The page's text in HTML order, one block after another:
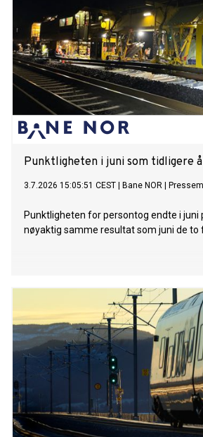
Punktligheten i juni som tidligere
3.7.2026 15:05:51 CEST Bane NOR
Punktligheten for persontog endte i juni
nøyaktig samme resultat som juni de to